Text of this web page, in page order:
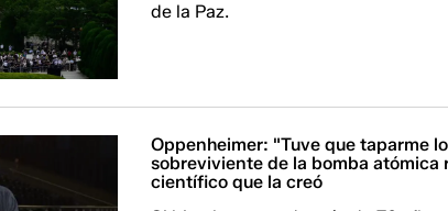
de la Paz.
Oppenheimer: "Tuve que taparme
sobreviviente de la bomba atómica
científico que la creó